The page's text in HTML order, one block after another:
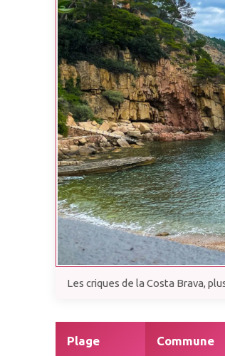
Les criques de la Costa Brava,
Plage Commune